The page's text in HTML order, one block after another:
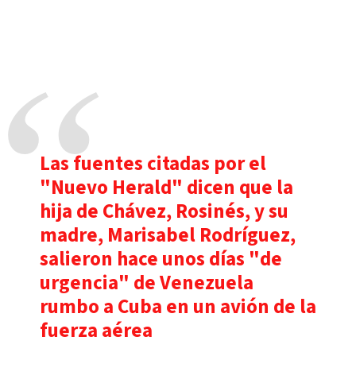
Las fuentes citadas por el
"Nuevo Herald" dicen que la
hija de Chávez, Rosinés, y su
madre, Marisabel Rodríguez,
salieron hace unos días "de
urgencia" de Venezuela
rumbo a Cuba en un avión de la
fuerza aérea